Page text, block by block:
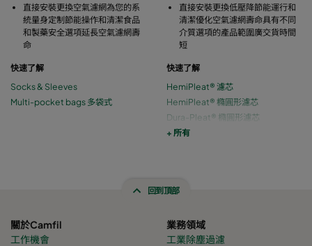
直接安裝更換空氣濾網為您的系
統量身定制節能操作和清潔食品
和製藥安全選項延長空氣濾網壽
命
快速了解
Socks & Sleeves
Multi-pocket bags 多袋式
直接安裝更換低壓降節能運行和
清潔優化空氣濾網壽命具有不同
介質選項的產品範圍廣交貨時間
短
快速了解
HemiPleat® 濾芯
HemiPleat® 橢圓形濾芯
Dura-Pleat® 橢圓形濾芯
濾板
+ 所有
回到頂部
關於Camfil
工作機會
業務領域
工業除塵過濾